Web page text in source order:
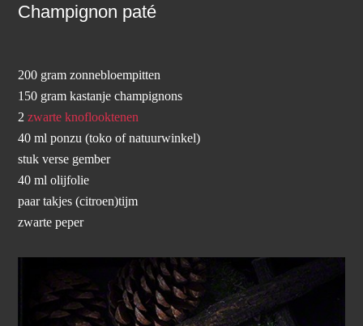
Champignon paté
200 gram zonnebloempitten
150 gram kastanje champignons
2zwarte knoflooktenen
40 ml ponzu (toko of natuurwinkel)
stuk verse gember
40 ml olijfolie
paar takjes (citroen)tijm
zwarte peper